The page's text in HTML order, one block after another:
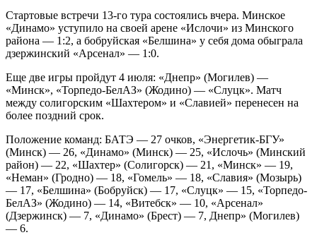
Стартовые встречи 13-го тура состоялись вчера. Минское
«Динамо» уступило на своей арене «Ислочи» из Минского
района — 1:2, а бобруйская «Белшина» у себя дома обыграла
дзержинский «Арсенал» — 1:0.
Еще две игры пройдут 4 июля: «Днепр» (Могилев) —
«Минск», «Торпедо-БелАЗ» (Жодино) — «Слуцк». Матч
между солигорским «Шахтером» и «Славией» перенесен на
более поздний срок.
Положение команд: БАТЭ — 27 очков, «Энергетик-БГУ»
(Минск) — 26, «Динамо» (Минск) — 25, «Ислочь» (Минский
район) — 22, «Шахтер» (Солигорск) — 21, «Минск» — 19,
«Неман» (Гродно) — 18, «Гомель» — 18, «Славия» (Мозырь)
— 17, «Белшина» (Бобруйск) — 17, «Слуцк» — 15, «Торпедо-
БелАЗ» (Жодино) — 14, «Витебск» — 10, «Арсенал»
(Дзержинск) — 7, «Динамо» (Брест) — 7, Днепр» (Могилев)
— 6.